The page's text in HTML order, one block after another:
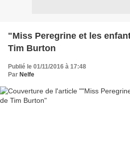
"Miss Peregrine et les
Tim Burton
Publié le 01/11/2016 à 17:48
Par Nelfe